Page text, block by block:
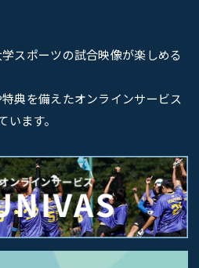
スポーツの試合映像が楽しめる
典を備えたオンラインサービス
ます。